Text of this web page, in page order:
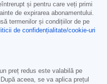
și pentru care veți primi
de expirarea abonamentului.
termenilor și condițiilor de pe
de confidențialitate/cookie-uri
preț redus este valabilă pe
aceea, se va aplica prețul